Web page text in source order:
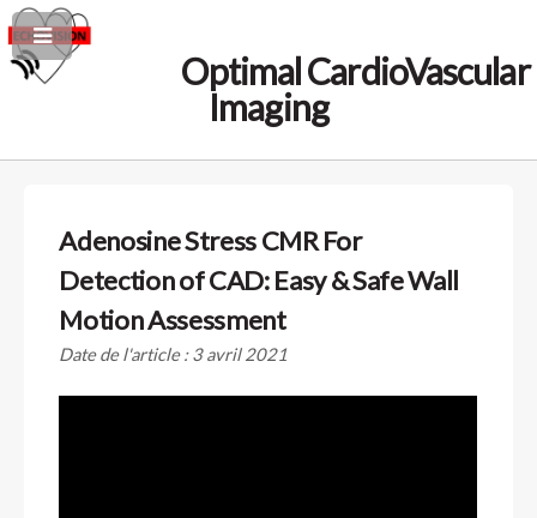
Optimal CardioVascular
Imaging
Adenosine Stress CMR For
Detection of CAD: Easy & Safe Wall
Motion Assessment
Date de l'article : 3 avril 2021